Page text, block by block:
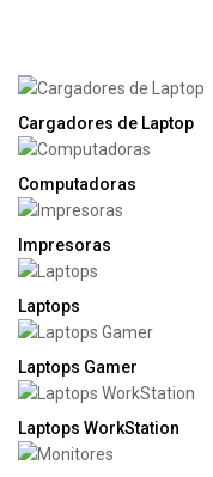
Cargadores de Laptop
Computadoras
Impresoras
Laptops
Laptops Gamer
Laptops WorkStation